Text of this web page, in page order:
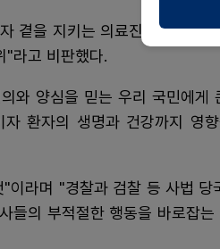
곁을 지키는 의료진들에 대한
"라고 비판했다.
와 양심을 믿는 우리 국민에게
환자의 생명과 건강까지 영
이라며 "경찰과 검찰 등 사법 당
들의 부적절한 행동을 바로잡